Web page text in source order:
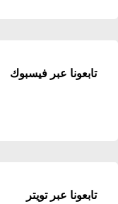
تابعونا عبر فيسبوك
تابعونا عبر تويتر